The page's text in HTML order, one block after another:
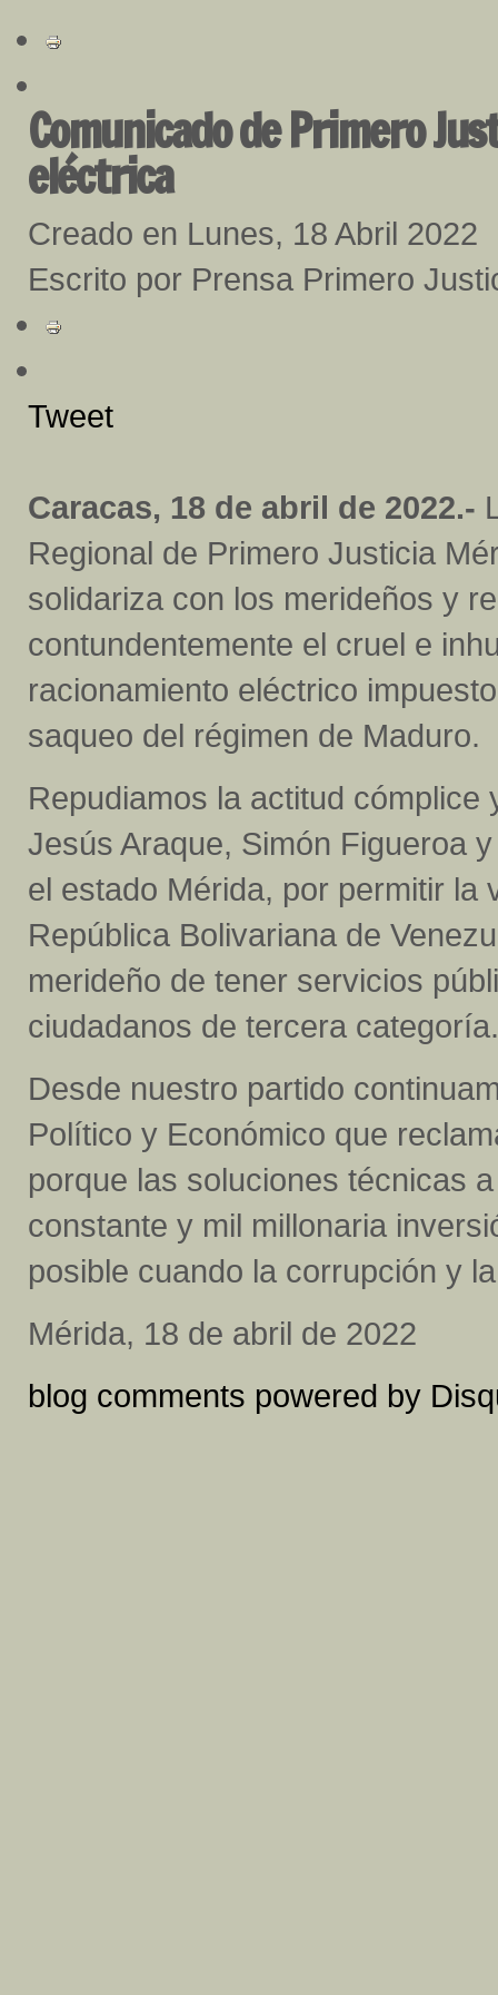
Comunicado de Primero
eléctrica
Creado en Lunes, 18 Abril 2022
Escrito por Prensa Primero
Tweet
Caracas, 18 de abril de 2022.-
Regional de Primero Justicia
solidariza con los merideños y
contundentemente el cruel e
racionamiento eléctrico
saqueo del régimen de Maduro.
Repudiamos la actitud
Jesús Araque, Simón Figueroa
el estado Mérida, por permitir la
República Bolivariana de
merideño de tener servicios
ciudadanos de tercera categoría.
Desde nuestro partido
Político y Económico que
porque las soluciones técnicas
constante y mil millonaria
posible cuando la corrupción y
Mérida, 18 de abril de 2022
blog comments powered by